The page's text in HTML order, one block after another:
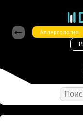
Аллергология